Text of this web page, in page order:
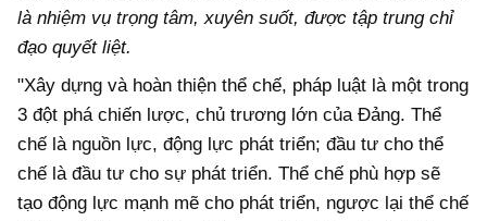
là nhiệm vụ trọng tâm, xuyên suốt, được tập trung chỉ
đạo quyết liệt.
"Xây dựng và hoàn thiện thể chế, pháp luật là một trong
3 đột phá chiến lược, chủ trương lớn của Đảng. Thể
chế là nguồn lực, động lực phát triển; đầu tư cho thể
chế là đầu tư cho sự phát triển. Thể chế phù hợp sẽ
tạo động lực mạnh mẽ cho phát triển, ngược lại thể chế